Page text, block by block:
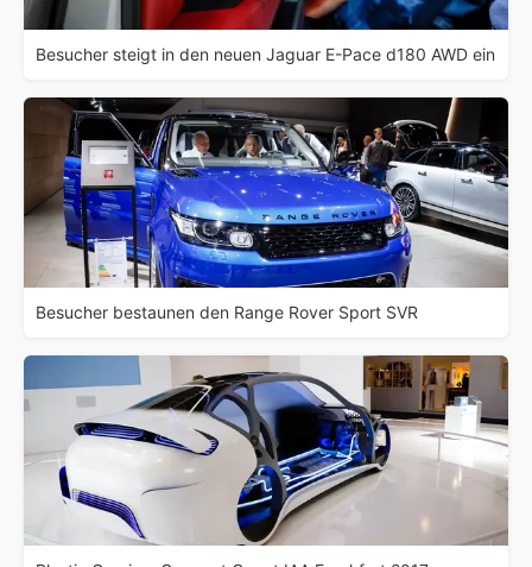
Besucher steigt in den neuen Jaguar E-Pace d180 AWD ein
Besucher bestaunen den Range Rover Sport SVR